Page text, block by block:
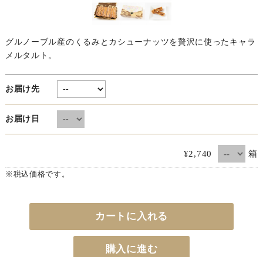
グルノーブル産のくるみとカシューナッツを贅沢に使ったキャラ
メルタルト。
お届け先
お届け日
¥2,740 箱
※税込価格です。
カートに入れる
購入に進む